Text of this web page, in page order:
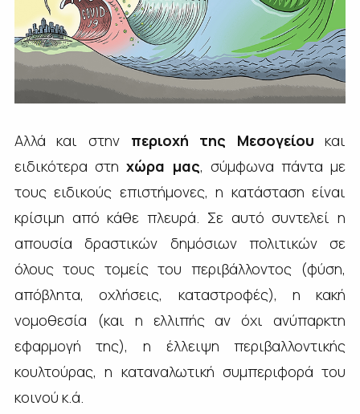
Αλλά και στην περιοχή της Μεσογείου και
ειδικότερα στηχώρα μας, σύμφωνα πάντα με
τους ειδικούς επιστήμονες, η κατάσταση είναι
κρίσιμη από κάθε πλευρά. Σε αυτό συντελεί η
απουσία δραστικών δημόσιων πολιτικών σε
όλους τους τομείς του περιβάλλοντος (φύση,
απόβλητα, οχλήσεις, καταστροφές), η κακή
νομοθεσία (και η ελλιπής αν όχι ανύπαρκτη
εφαρμογή της), η έλλειψη περιβαλλοντικής
κουλτούρας, η καταναλωτική συμπεριφορά του
κοινού κ.ά.